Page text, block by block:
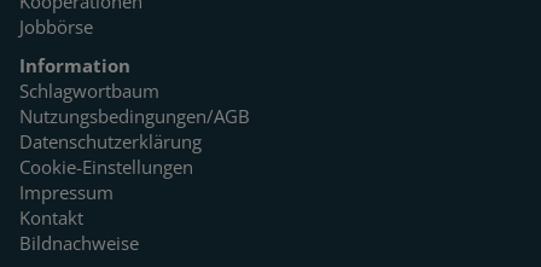
Jobbörse
Information
Schlagwortbaum
Nutzungsbedingungen/AGB
Datenschutzerklärung
Cookie-Einstellungen
Impressum
Kontakt
Bildnachweise